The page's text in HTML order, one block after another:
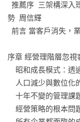
◎本書特色
隨著組織擴大，企業
客戶的理解，為不同
理解化為跨部門共識
策略書。
勢  周信輝
序章 經營理階層忽視